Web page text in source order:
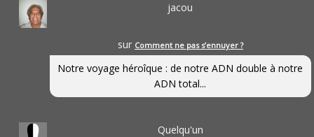
jacou
sur Comment ne pas s’ennuyer ?
Notre voyage héroîque : de notre ADN double à notre
ADN total...
Quelqu'un